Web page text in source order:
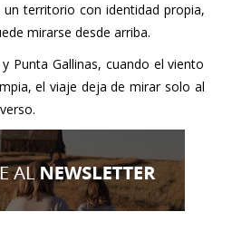
territorio con identidad propia,
mirarse desde arriba.
Punta Gallinas, cuando el viento
el viaje deja de mirar solo al